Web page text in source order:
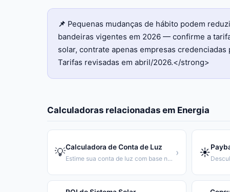
📌 Pequenas mudanças de hábito podem
bandeiras vigentes em 2026 — confirme a
solar, contrate apenas empresas
Tarifas revisadas em abril/2026.</strong>
Calculadoras relacionadas em Energia
💡Calculadora de Conta de Luz
Estime sua conta de luz com base no consumo em kWh
› ☀️